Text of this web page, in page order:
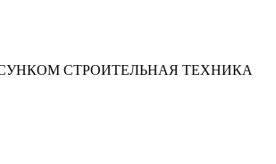
СТРОИТЕЛЬНАЯ ТЕХНИКА